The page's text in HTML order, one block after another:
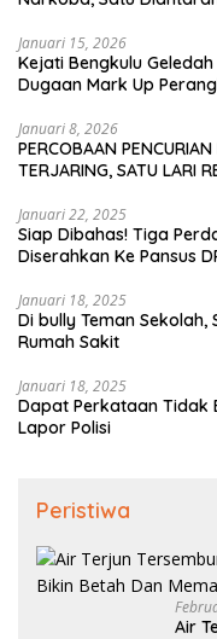
Januari 15, 2026
Kejati Bengkulu
Dugaan Mark Up
Januari 8, 2026
PERCOBAAN
TERJARING, SATU LARI
Januari 22, 2025
Siap Dibahas! Tiga
Diserahkan Ke Pansus
Januari 18, 2025
Di bully Teman Sekolah,
Rumah Sakit
Januari 18, 2025
Dapat Perkataan Tidak
Lapor Polisi
Peristiwa
Air